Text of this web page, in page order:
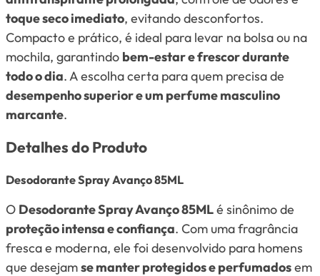
toque seco imediato, evitando desconfortos.
Compacto e prático, é ideal para levar na bolsa ou na
mochila, garantindo bem-estar e frescor durante
todo o dia. A escolha certa para quem precisa de
desempenho superior e um perfume masculino
marcante.
Detalhes do Produto
Desodorante Spray Avanço 85ML
O Desodorante Spray Avanço 85MLé sinônimo de
proteção intensa e confiança. Com uma fragrância
fresca e moderna, ele foi desenvolvido para homens
que desejamse manter protegidos e perfumadosem